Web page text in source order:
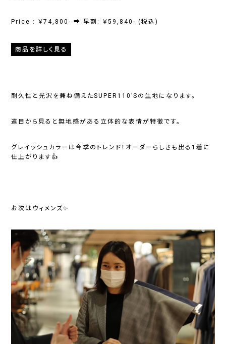
Price : ￥74,800- ➡ 早割: ￥59,840- (税込)
商品を詳しく見る
耐久性と光沢を兼ね備えたSUPER110’Sの生地になります。
遠目から見ると無地感がある立体的な表情が特徴です。
グレイッシュカラーは今季のトレンド！オーダーらしさも出る1着に
仕上がります👍
お次はウィメンズ✨